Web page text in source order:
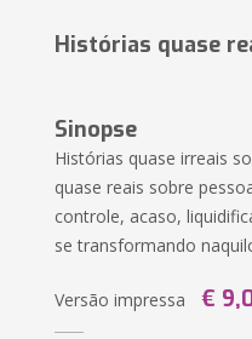
Histórias quase
Sinopse
Histórias quase irreais
quase reais sobre
controle, acaso,
se transformando
Versão impressa €